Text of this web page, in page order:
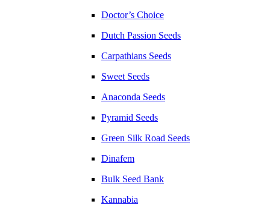
Doctor’s Choice
Dutch Passion Seeds
Carpathians Seeds
Sweet Seeds
Anaconda Seeds
Pyramid Seeds
Green Silk Road Seeds
Dinafem
Bulk Seed Bank
Kannabia